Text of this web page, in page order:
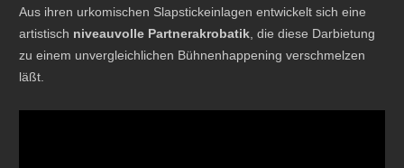
Aus ihren urkomischen Slapstickeinlagen entwickelt sich eine
artistisch niveauvolle Partnerakrobatik , die diese Darbietung
zu einem unvergleichlichen Bühnenhappening verschmelzen
läßt.